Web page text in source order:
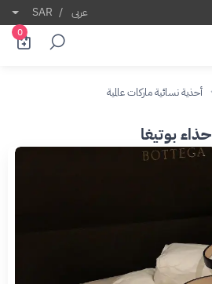
عربى /
SAR
0
أحذية نسائية ماركات عالمية
حذاء بوتيغا